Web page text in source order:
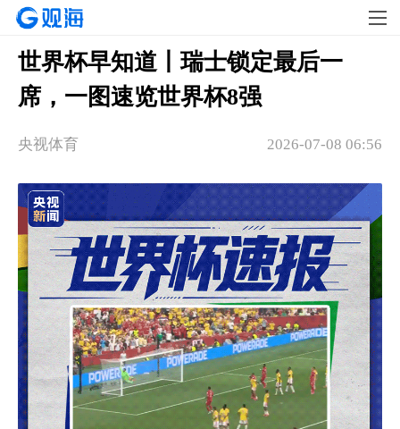
世界杯早知道丨瑞士锁定最后一
席，一图速览世界杯8强
2026-07-08 06:56
央视体育